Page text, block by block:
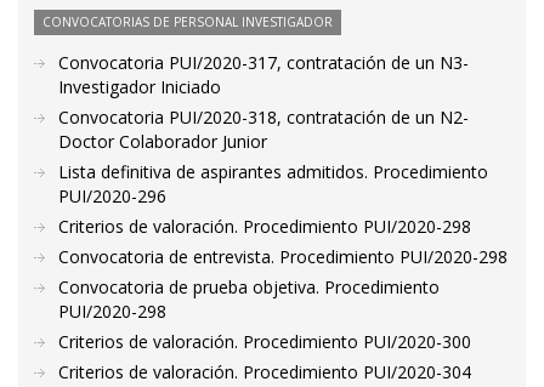
CONVOCATORIAS DE PERSONAL INVESTIGADOR
Convocatoria PUI/2020-317, contratación de un N3-
Investigador Iniciado
Convocatoria PUI/2020-318, contratación de un N2-
Doctor Colaborador Junior
Lista definitiva de aspirantes admitidos. Procedimiento
PUI/2020-296
Criterios de valoración. Procedimiento PUI/2020-298
Convocatoria de entrevista. Procedimiento PUI/2020-298
Convocatoria de prueba objetiva. Procedimiento
PUI/2020-298
Criterios de valoración. Procedimiento PUI/2020-300
Criterios de valoración. Procedimiento PUI/2020-304